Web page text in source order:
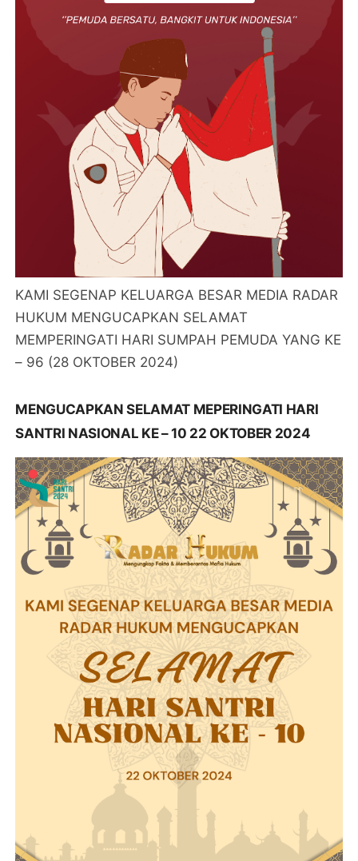
KAMI SEGENAP KELUARGA BESAR MEDIA RADAR
HUKUM MENGUCAPKAN SELAMAT
MEMPERINGATI HARI SUMPAH PEMUDA YANG KE
– 96 (28 OKTOBER 2024)
MENGUCAPKAN SELAMAT MEPERINGATI HARI
SANTRI NASIONAL KE – 10 22 OKTOBER 2024